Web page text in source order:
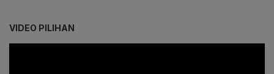
VIDEO PILIHAN